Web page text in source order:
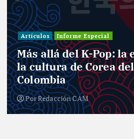
Especial
K-Pop: la expansión de
Corea del Sur en
CAM